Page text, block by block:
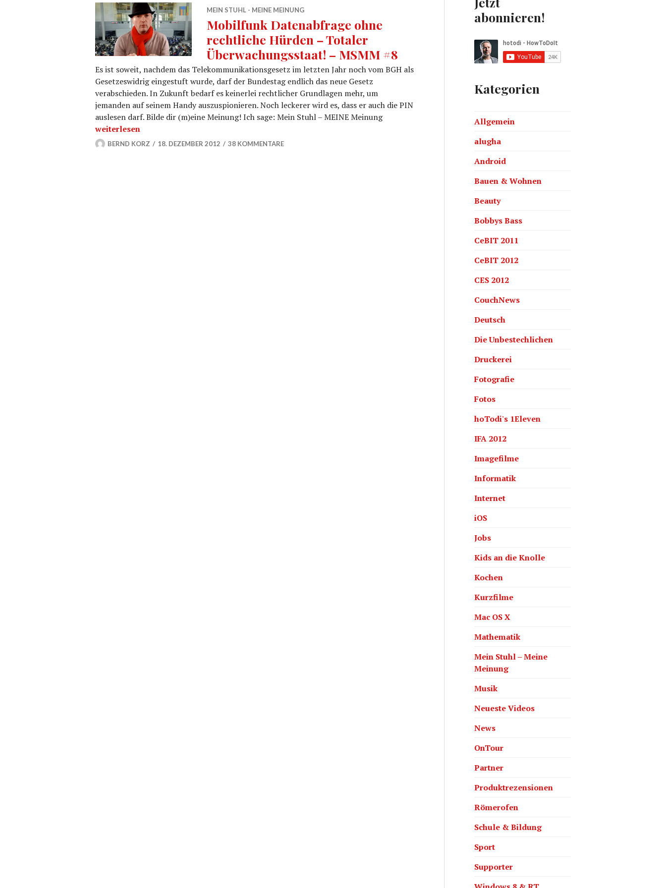
MEIN STUHL - MEINE MEINUNG
Mobilfunk Datenabfrage ohne
rechtliche Hürden – Totaler
Überwachungsstaat! – MSMM #8
Es ist soweit, nachdem das Telekommunikationsgesetz im letzten Jahr noch vom BGH als
Gesetzeswidrig eingestuft wurde, darf der Bundestag endlich das neue Gesetz
verabschieden. In Zukunft bedarf es keinerlei rechtlicher Grundlagen mehr, um
jemanden auf seinem Handy auszuspionieren. Noch leckerer wird es, dass er auch die PIN
auslesen darf. Bilde dir (m)eine Meinung! Ich sage: Mein Stuhl – MEINE Meinung
Mobilfunk Datenabfrage ohne rechtliche Hürden – Totaler Überwachungsstaat! – MSMM #8
weiterlesen
BERND KORZ 18. DEZEMBER 2012 38 KOMMENTARE
abonnieren!
Kategorien
Allgemein
alugha
Android
Bauen & Wohnen
Beauty
Bobbys Bass
CeBIT 2011
CeBIT 2012
CES 2012
CouchNews
Deutsch
Die Unbestechlichen
Druckerei
Fotografie
Fotos
hoTodi's 1Eleven
IFA 2012
Imagefilme
Informatik
Internet
iOS
Jobs
Kids an die Knolle
Kochen
Kurzfilme
Mac OS X
Mathematik
Mein Stuhl – Meine
Meinung
Musik
Neueste Videos
News
OnTour
Partner
Produktrezensionen
Römerofen
Schule & Bildung
Sport
Supporter